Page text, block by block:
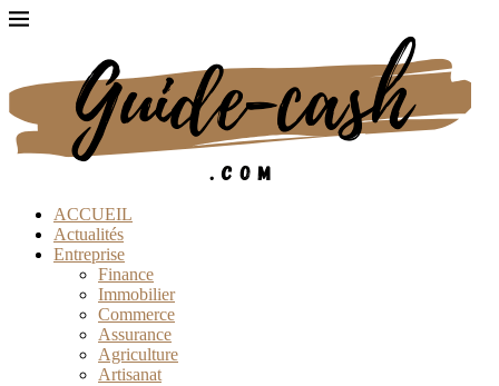
ACCUEIL
Actualités
Entreprise
Finance
Immobilier
Commerce
Assurance
Agriculture
Artisanat